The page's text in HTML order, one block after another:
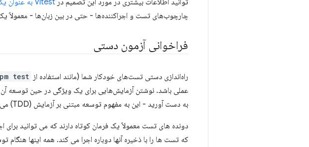
توانید اطلاعات بیشتری در مورد این تصمیم در Vitest به عنوان یک دونده آزمایشی
چارچوب‌های تست و اجراکننده‌ها - حتی در بین زبان‌ها - معمولاً
فراخوانی آزمون دستی
راه‌اندازی دستی تست‌های خودکار شما (مانند استفاده از test
عملی باشد. نوشتن آزمایش‌هایی برای یک ویژگی در حین توسعه آن
به دست آورید - این به مفهوم توسعه مبتنی بر آزمایش (TDD) می‌پردازد.
دونده های تست معمولاً یک فرمان کوتاه دارند که می توانید
که تست ها را با ذخیره آنها دوباره اجرا می کند. همه اینها